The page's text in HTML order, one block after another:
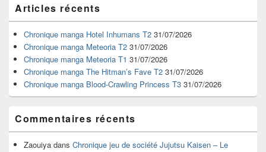
principale
de
widget
pour
barre
latérale
Articles récents
Chronique manga Hotel Inhumans T2 31/07/2026
Chronique manga Meteoria T2 31/07/2026
Chronique manga Meteoria T1 31/07/2026
Chronique manga The Hitman’s Fave T2 31/07/2026
Chronique manga Blood-Crawling Princess T3 31/07/2026
Commentaires récents
Zaouiya dans Chronique jeu de société Jujutsu Kaisen – Le